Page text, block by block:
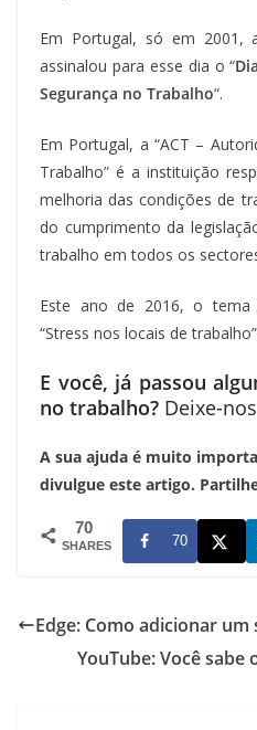
Em Portugal, só em 2001,
assinalou para esse dia o “
Segurança no Trabalho“.
Em Portugal, a “ACT –
Trabalho” é a instituição
melhoria das condições de
do cumprimento da
trabalho em todos os
Este ano de 2016, o
“Stress nos locais de
E você, já passou
no trabalho? Deixe-
A sua ajuda é muito
divulgue este artigo.
70
SHARES 70
Edge: Como adicionar
YouTube: Você sabe